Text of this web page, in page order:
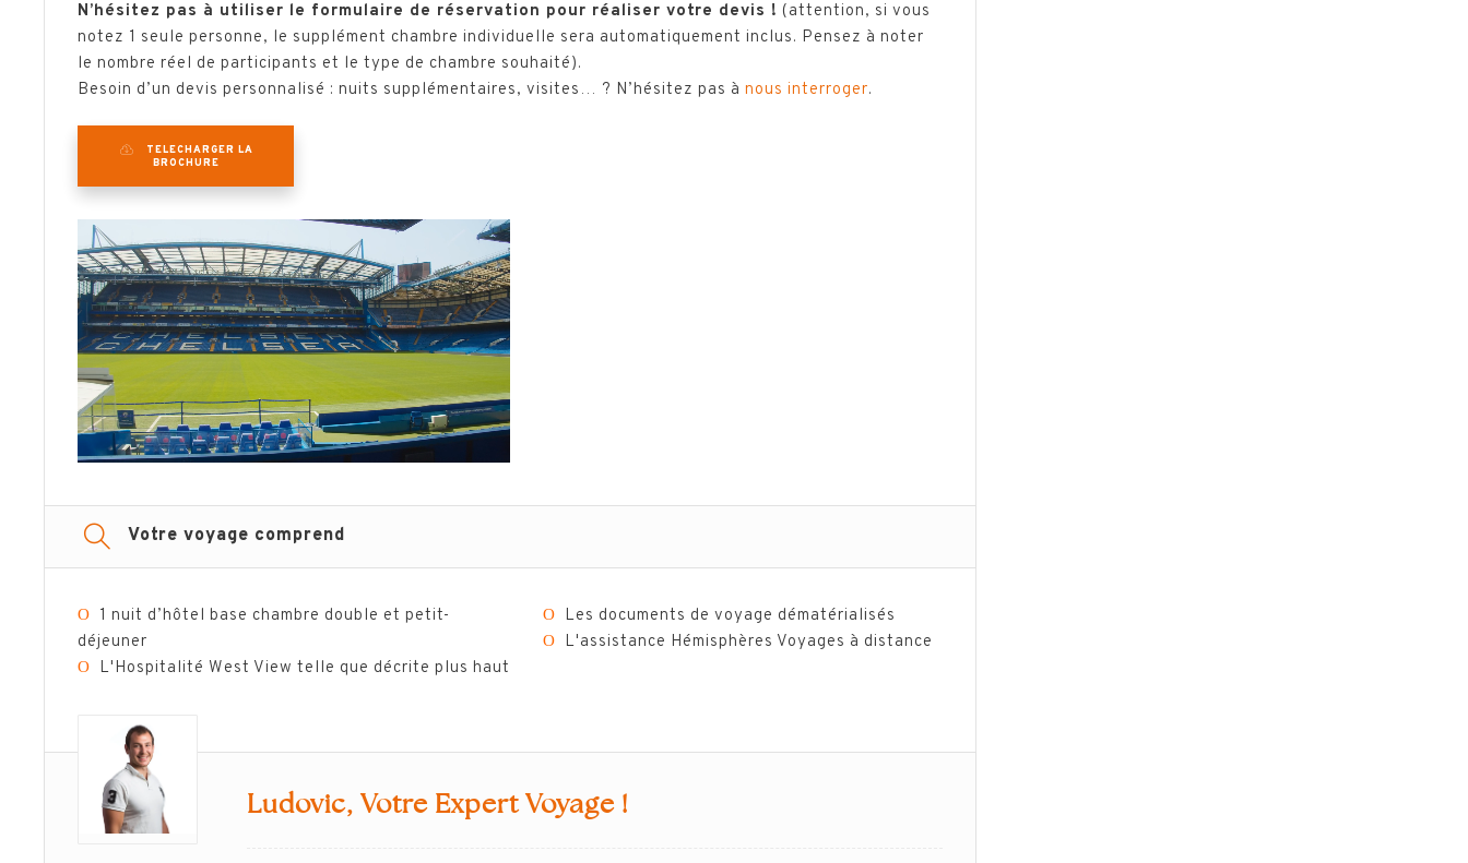
N’hésitez pas à utiliser le formulaire de réservation pour réaliser votre devis ! (attention, si vous
notez 1 seule personne, le supplément chambre individuelle sera automatiquement inclus. Pensez à noter
le nombre réel de participants et le type de chambre souhaité).
Besoin d’un devis personnalisé : nuits supplémentaires, visites… ? N’hésitez pas à nous interroger.
TELECHARGER LA
BROCHURE
Votre voyage comprend
Ο 1 nuit d’hôtel base chambre double et petit-
déjeuner
Ο L'Hospitalité West View telle que décrite plus haut
Ο Les documents de voyage dématérialisés
Ο L'assistance Hémisphères Voyages à distance
Ludovic, Votre Expert Voyage !